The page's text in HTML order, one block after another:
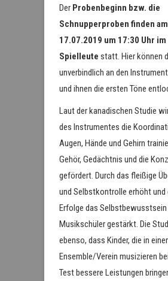
Der Probenbeginn bzw. die
Schnupperproben finden
17.07.2019 um 17:30 Uhr
Spielleute statt. Hier können
unverbindlich an den
und ihnen die ersten Töne
Laut der kanadischen Studie
des Instrumentes die
Augen, Hände und Gehirn
Gehör, Gedächtnis und die
gefördert. Durch das fleißige
und Selbstkontrolle erhöht und
Erfolge das Selbstbewusstsein
Musikschüler gestärkt. Die
ebenso, dass Kinder, die in
Ensemble/Verein musizieren
Test bessere Leistungen